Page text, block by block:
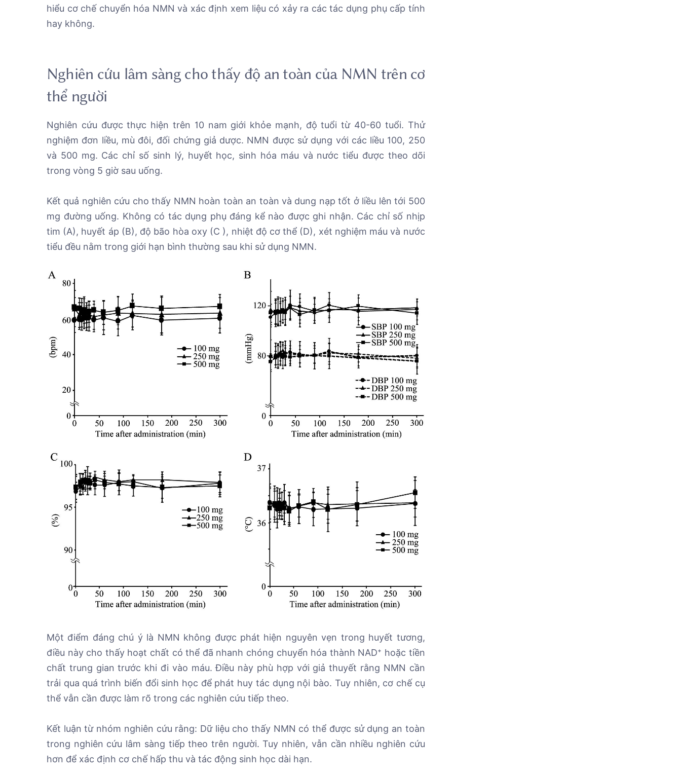
hiểu cơ chế chuyển hóa NMN và xác định xem liệu có xảy ra các tác dụng phụ cấp tính
hay không.
Nghiên cứu lâm sàng cho thấy độ an toàn của NMN trên cơ
thể người
Nghiên cứu được thực hiện trên 10 nam giới khỏe mạnh, độ tuổi từ 40-60 tuổi. Thử
nghiệm đơn liều, mù đôi, đối chứng giả dược. NMN được sử dụng với các liều 100, 250
và 500 mg. Các chỉ số sinh lý, huyết học, sinh hóa máu và nước tiểu được theo dõi
trong vòng 5 giờ sau uống.
Kết quả nghiên cứu cho thấy NMN hoàn toàn an toàn và dung nạp tốt ở liều lên tới 500
mg đường uống. Không có tác dụng phụ đáng kể nào được ghi nhận. Các chỉ số nhịp
tim (A), huyết áp (B), độ bão hòa oxy (C ), nhiệt độ cơ thể (D), xét nghiệm máu và nước
tiểu đều nằm trong giới hạn bình thường sau khi sử dụng NMN.
Một điểm đáng chú ý là NMN không được phát hiện nguyên vẹn trong huyết tương,
điều này cho thấy hoạt chất có thể đã nhanh chóng chuyển hóa thành NAD⁺ hoặc tiền
chất trung gian trước khi đi vào máu. Điều này phù hợp với giả thuyết rằng NMN cần
trải qua quá trình biến đổi sinh học để phát huy tác dụng nội bào. Tuy nhiên, cơ chế cụ
thể vẫn cần được làm rõ trong các nghiên cứu tiếp theo.
Kết luận từ nhóm nghiên cứu rằng: Dữ liệu cho thấy NMN có thể được sử dụng an toàn
trong nghiên cứu lâm sàng tiếp theo trên người. Tuy nhiên, vẫn cần nhiều nghiên cứu
hơn để xác định cơ chế hấp thu và tác động sinh học dài hạn.